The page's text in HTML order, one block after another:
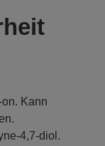
Kann
4,7-diol.